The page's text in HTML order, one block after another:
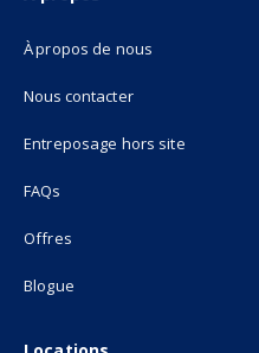
À propos de nous
Nous contacter
Entreposage hors site(opens in
FAQs
Offres
Blogue